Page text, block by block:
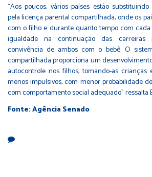
“Aos poucos, vários países estão
pela licença parental compartilhada, onde os
com o filho e durante quanto tempo com
igualdade na continuação das carreiras
convivência de ambos com o bebê. O
compartilhada proporciona um
autocontrole nos filhos, tomando-as crianças
menos impulsivos, com menor probabilidade
com comportamento social adequado” ressalta
Fonte: Agência Senado